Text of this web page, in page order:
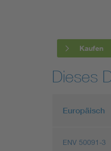
Living
Kaufen
Dieses
Europäisch
ENV 50091-3